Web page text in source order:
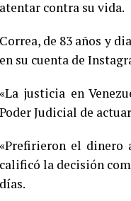
atentar contra su vida.
Correa, de 83 años y
en su cuenta de
«La justicia en
Poder Judicial de
«Prefirieron el dinero
calificó la decisión
días.